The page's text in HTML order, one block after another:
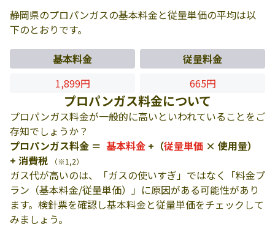
静岡県のプロパンガスの基本料金と従量単価の平均は以
下のとおりです。
基本料金
従量料金
1,899円
665円
プロパンガス料金について
プロパンガス料金が一般的に高いといわれていることをご
存知でしょうか？
プロパンガス料金 ＝ 基本料金 +（従量単価 × 使用量）
+ 消費税
（※1,2）
ガス代が高いのは、「ガスの使いすぎ」ではなく「料金プ
ラン（基本料金/従量単価）」に原因がある可能性があり
ます。検針票を確認し基本料金と従量単価をチェックして
みましょう。